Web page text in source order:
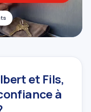
et Fils,
à